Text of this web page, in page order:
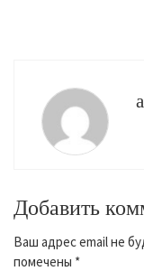
Добавить
Ваш адрес email не
помечены *